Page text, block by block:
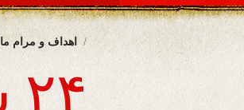
اهداف و مرام ما
۲۴ ساعت